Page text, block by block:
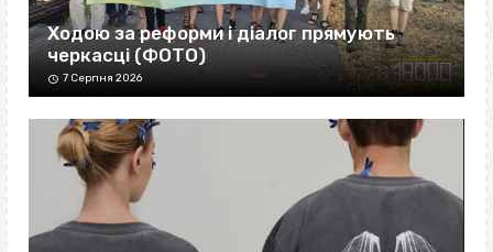
Ходою за реформи і діалог прямують
черкасці (ФОТО)
7 Серпня 2026